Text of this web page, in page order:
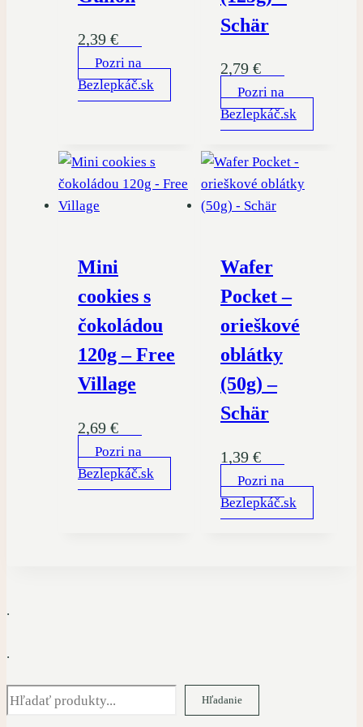
2,39 €
Pozri na
Bezlepkáč.sk
Schär
2,79 €
Pozri na
Bezlepkáč.sk
Mini
cookies s
čokoládou
120g – Free
Village
2,69 €
Pozri na
Bezlepkáč.sk
Wafer
Pocket –
orieškové
oblátky
(50g) –
Schär
1,39 €
Pozri na
Bezlepkáč.sk
.
.
Hľadať Hľadanie